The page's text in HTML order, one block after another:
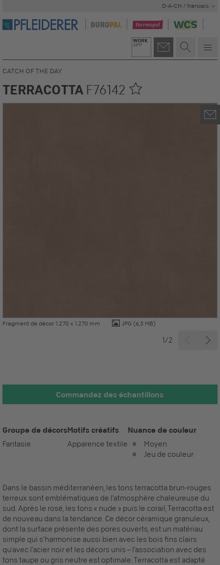
D-A-CH / francais
Fragment de décor 1.270 x 1.270 mm JPG (6,3 MB)
1/2
CATCH OF THE DAY
TERRACOTTA F76142
Commandez des échantillons
Groupe de décors
Fantasie
Motifs créatifs
Apparence textile
Nuance de couleur
Moyen
Jeu de couleur
Dans le bassin méditerranéen, les tons terracotta brun-rouges
terreux sont emblématiques de l’atmosphère chaleureuse du
sud. Après le rosé, les tons « nude » puis le corail, Terracotta est
de nouveau dans la tendance. Ce décor céramique granuleux,
dont la surface présente des pores ouverts, est un matériau
simple qui s’harmonise aussi bien avec les bois fins clairs
qu’avec l’acier noir et les décors unis – l’association avec des
tons taupe ou gris neutre est optimale. Terracotta est adapté